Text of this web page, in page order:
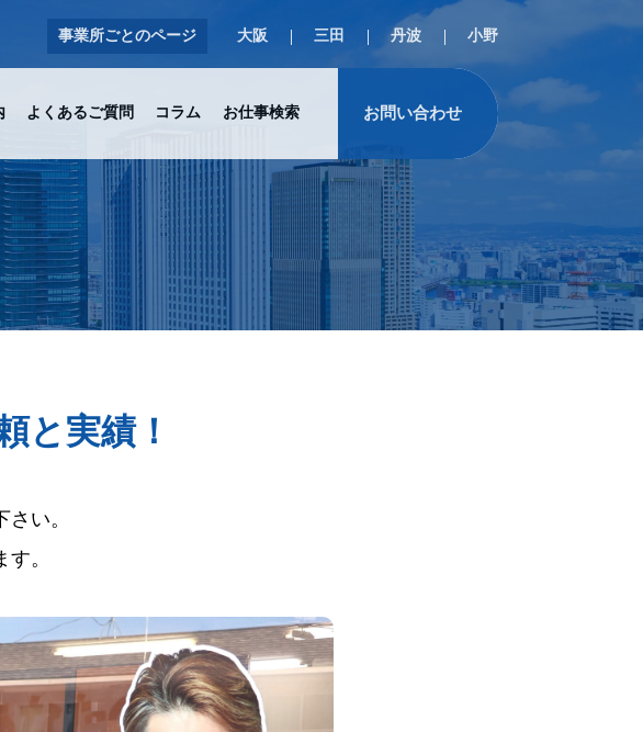
事業所ごとのページ 大阪 三田 丹波 小野
よくあるご質問 コラム お仕事検索 お問い合わせ
と実績！
い。
。